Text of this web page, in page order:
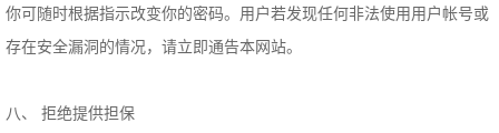
你可随时根据指示改变你的密码。用户若发现任何非法使用用户帐号或
存在安全漏洞的情况，请立即通告本网站。
八、 拒绝提供担保